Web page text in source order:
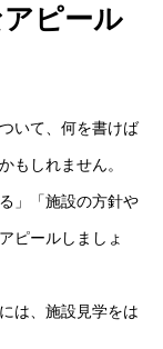
ピール
いて、何を書けば
もしれません。
」「施設の方針や
ピールしましょ
は、施設見学をは